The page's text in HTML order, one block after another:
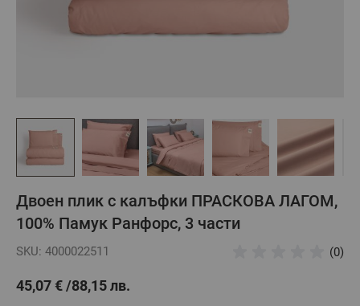
Двоен плик с калъфки ПРАСКОВА ЛАГОМ,
100% Памук Ранфорс, 3 части
SKU: 4000022511 (0)
45,07 € 88,15 лв.